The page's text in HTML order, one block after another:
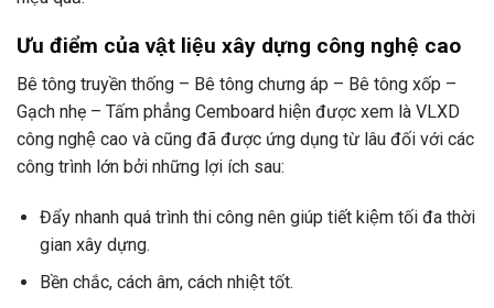
Ưu điểm của vật liệu xây dựng công nghệ cao
Bê tông truyền thống – Bê tông chưng áp – Bê tông xốp –
Gạch nhẹ – Tấm phẳng Cemboard hiện được xem là VLXD
công nghệ cao và cũng đã được ứng dụng từ lâu đối với các
công trình lớn bởi những lợi ích sau:
Đẩy nhanh quá trình thi công nên giúp tiết kiệm tối đa thời
gian xây dựng.
Bền chắc, cách âm, cách nhiệt tốt.